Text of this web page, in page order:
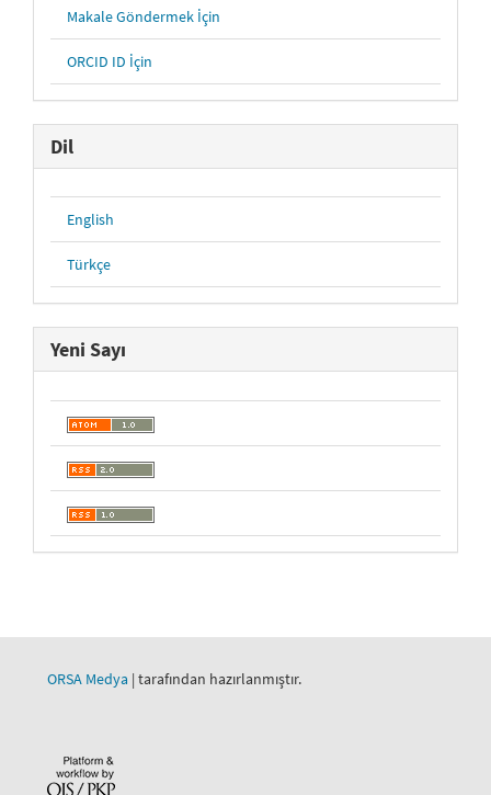
Makale Göndermek İçin
ORCID ID İçin
Dil
English
Türkçe
Yeni Sayı
ORSA Medya | tarafından hazırlanmıştır.